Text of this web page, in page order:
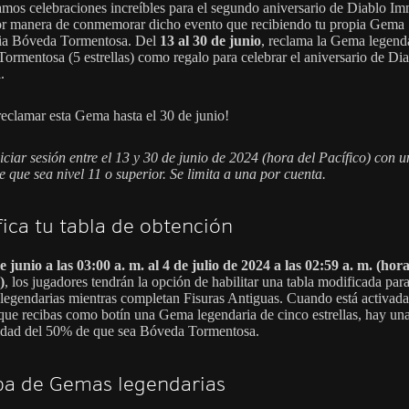
celebraciones increíbles para el segundo aniversario de Diablo
manera de conmemorar dicho evento que recibiendo tu propia Gema
Bóveda Tormentosa. Del 13 al 30 de junio, reclama la Gema
(5 estrellas) como regalo para celebrar el aniversario de
esta Gema hasta el 30 de junio!
sesión entre el 13 y 30 de junio de 2024 (hora del Pacífico) con
que sea nivel 11 o superior. Se limita a una por cuenta.
tu tabla de obtención
junio a las 03:00 a. m. al 4 de julio de 2024 a las 02:59 a. m.
, los jugadores tendrán la opción de habilitar una tabla modificada
mientras completan Fisuras Antiguas. Cuando está
recibas como botín una Gema legendaria de cinco estrellas, hay
del 50% de que sea Bóveda Tormentosa.
de Gemas legendarias